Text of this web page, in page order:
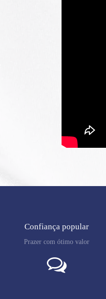
Confiança popular
Prazer com ótimo valor